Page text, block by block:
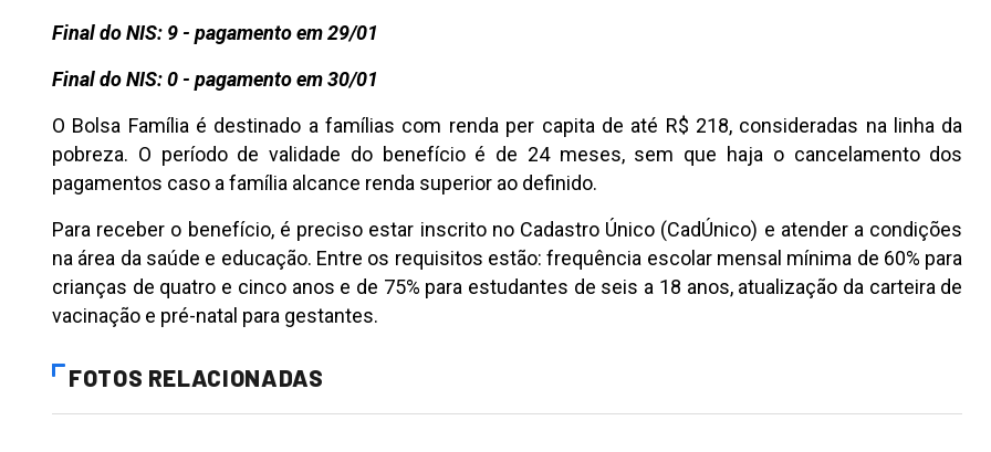
Final do NIS: 9 - pagamento em 29/01
Final do NIS: 0 - pagamento em 30/01
O Bolsa Família é destinado a famílias com renda per capita de até R$ 218, consideradas na linha da
pobreza. O período de validade do benefício é de 24 meses, sem que haja o cancelamento dos
pagamentos caso a família alcance renda superior ao definido.
Para receber o benefício, é preciso estar inscrito no Cadastro Único (CadÚnico) e atender a condições
na área da saúde e educação. Entre os requisitos estão: frequência escolar mensal mínima de 60% para
crianças de quatro e cinco anos e de 75% para estudantes de seis a 18 anos, atualização da carteira de
vacinação e pré-natal para gestantes.
FOTOS RELACIONADAS